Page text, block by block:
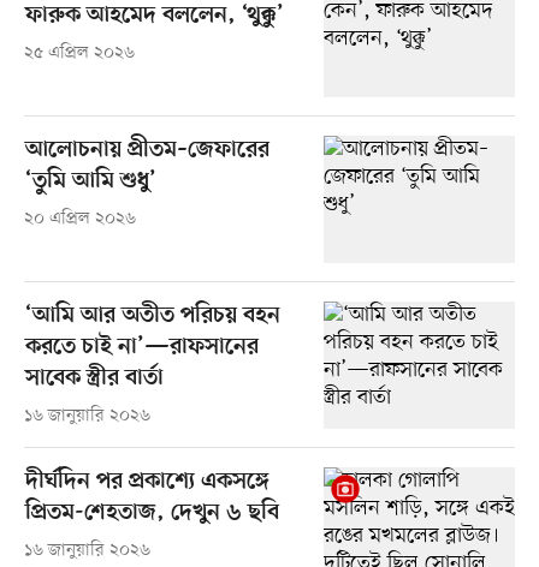
ফারুক আহমেদ বললেন, ‘থুক্কু’
২৫ এপ্রিল ২০২৬
আলোচনায় প্রীতম–জেফারের
‘তুমি আমি শুধু’
২০ এপ্রিল ২০২৬
‘আমি আর অতীত পরিচয় বহন
করতে চাই না’—রাফসানের
সাবেক স্ত্রীর বার্তা
১৬ জানুয়ারি ২০২৬
দীর্ঘদিন পর প্রকাশ্যে একসঙ্গে
প্রিতম-শেহতাজ, দেখুন ৬ ছবি
১৬ জানুয়ারি ২০২৬